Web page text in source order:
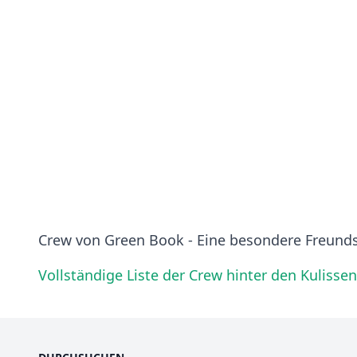
Crew von Green Book - Eine besondere
Vollständige Liste der Crew hinter den